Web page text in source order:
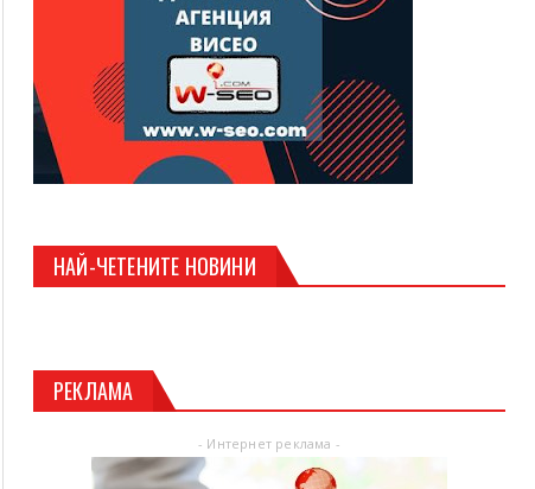
НАЙ-ЧЕТЕНИТЕ НОВИНИ
РЕКЛАМА
- Интернет реклама -